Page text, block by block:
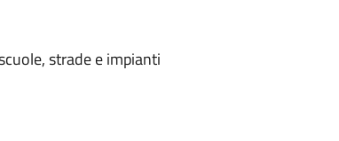
strade e impianti